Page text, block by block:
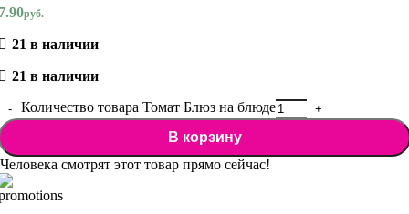
руб.
21 в наличии
21 в наличии
Количество товара Томат Блюз на блюде
В корзину
Человека смотрят этот товар прямо сейчас!